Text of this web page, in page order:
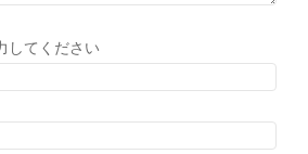
してください